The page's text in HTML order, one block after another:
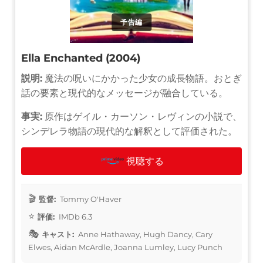
予告編
Ella Enchanted (2004)
説明: 魔法の呪いにかかった少女の成長物語。おとぎ
話の要素と現代的なメッセージが融合している。
事実: 原作はゲイル・カーソン・レヴィンの小説で、
シンデレラ物語の現代的な解釈として評価された。
視聴する
監督: Tommy O'Haver
評価: IMDb 6.3
キャスト: Anne Hathaway, Hugh Dancy, Cary
Elwes, Aidan McArdle, Joanna Lumley, Lucy Punch